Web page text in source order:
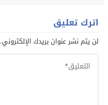
اترك تعليق
لن يتم نشر عنوان بريدك الإلكتروني.